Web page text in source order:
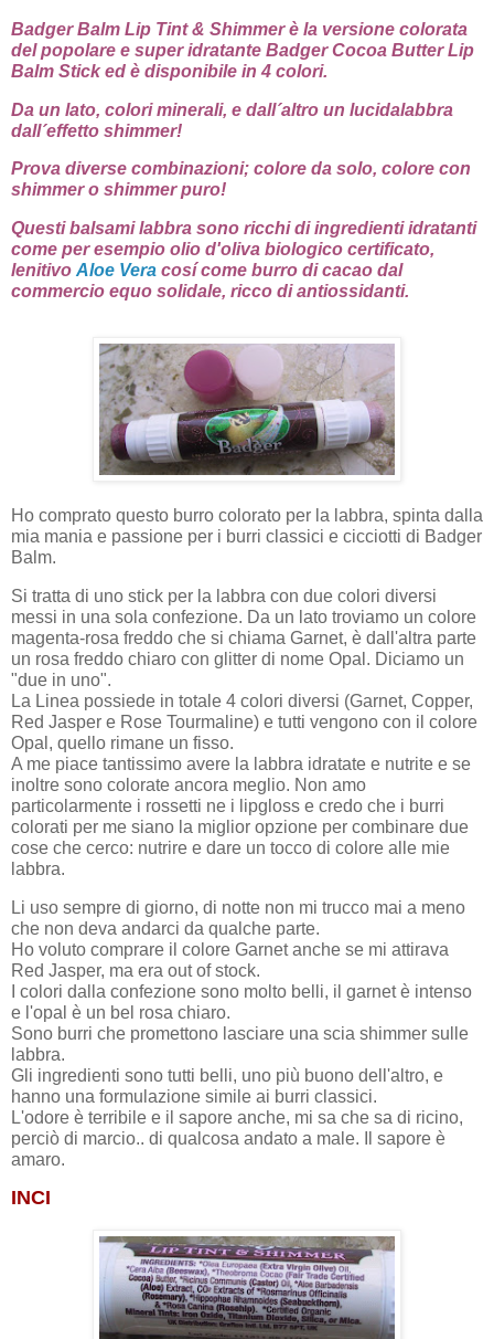
Badger Balm Lip Tint & Shimmer è la versione colorata
del popolare e super idratante Badger Cocoa Butter Lip
Balm Stick ed è disponibile in 4 colori.
Da un lato, colori minerali, e dall´altro un lucidalabbra
dall´effetto shimmer!
Prova diverse combinazioni; colore da solo, colore con
shimmer o shimmer puro!
Questi balsami labbra sono ricchi di ingredienti idratanti
come per esempio olio d'oliva biologico certificato,
lenitivo Aloe Vera cosí come burro di cacao dal
commercio equo solidale, ricco di antiossidanti.
Ho comprato questo burro colorato per la labbra, spinta dalla
mia mania e passione per i burri classici e cicciotti di Badger
Balm.
Si tratta di uno stick per la labbra con due colori diversi
messi in una sola confezione. Da un lato troviamo un colore
magenta-rosa freddo che si chiama Garnet, è dall'altra parte
un rosa freddo chiaro con glitter di nome Opal. Diciamo un
"due in uno".
La Linea possiede in totale 4 colori diversi (Garnet, Copper,
Red Jasper e Rose Tourmaline) e tutti vengono con il colore
Opal, quello rimane un fisso.
A me piace tantissimo avere la labbra idratate e nutrite e se
inoltre sono colorate ancora meglio. Non amo
particolarmente i rossetti ne i lipgloss e credo che i burri
colorati per me siano la miglior opzione per combinare due
cose che cerco: nutrire e dare un tocco di colore alle mie
labbra.
Li uso sempre di giorno, di notte non mi trucco mai a meno
che non deva andarci da qualche parte.
Ho voluto comprare il colore Garnet anche se mi attirava
Red Jasper, ma era out of stock.
I colori dalla confezione sono molto belli, il garnet è intenso
e l'opal è un bel rosa chiaro.
Sono burri che promettono lasciare una scia shimmer sulle
labbra.
Gli ingredienti sono tutti belli, uno più buono dell'altro, e
hanno una formulazione simile ai burri classici.
L'odore è terribile e il sapore anche, mi sa che sa di ricino,
perciò di marcio.. di qualcosa andato a male. Il sapore è
amaro.
INCI